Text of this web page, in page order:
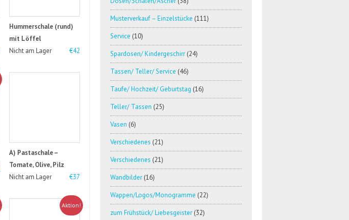
Hummerschale (rund)
mit Löffel
€42
Nicht am Lager
A) Pastaschale –
Tomate, Olive, Pilz
€37
Nicht am Lager
Aktion!
Musterverkauf – Einzelstücke (111)
Service (10)
Spardosen/ Kindergeschirr (24)
Tassen/ Teller/ Service (46)
Taufe/ Hochzeit/ Geburtstag (16)
Teller/ Tassen (25)
Vasen (6)
Verschiedenes (21)
Verschiedenes (21)
Wandbilder (16)
Wappen/Logos/Monogramme (22)
zum Frühstück/ Liebesgeister (32)